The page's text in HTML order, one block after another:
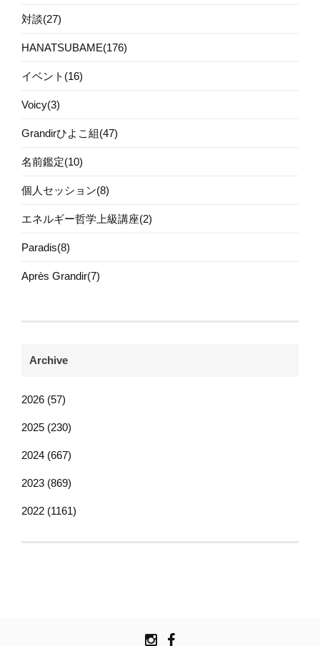
対談(27)
HANATSUBAME(176)
イベント(16)
Voicy(3)
Grandirひよこ組(47)
名前鑑定(10)
個人セッション(8)
エネルギー哲学上級講座(2)
Paradis(8)
Après Grandir(7)
Archive
2026 (57)
2025 (230)
2024 (667)
2023 (869)
2022 (1161)